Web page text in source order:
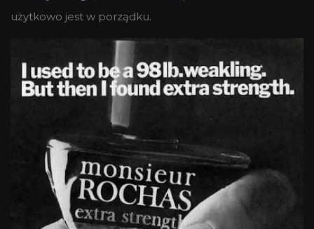
użytkowo jest w porządku.